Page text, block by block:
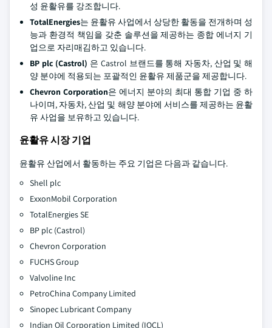
성 윤활유를 강조합니다.
TotalEnergies는 윤활유 사업에서 상당한 활동을 전개하며 성
능과 환경적 책임을 갖춘 솔루션을 제공하는 종합 에너지 기
업으로 자리매김하고 있습니다.
BP plc (Castrol) 은 Castrol 브랜드를 통해 자동차, 산업 및 해
양 분야에 적용되는 포괄적인 윤활유 제품군을 제공합니다.
Chevron Corporation은 에너지 분야의 최대 통합 기업 중 하
나이며, 자동차, 산업 및 해양 분야에 서비스를 제공하는 윤활
유 사업을 보유하고 있습니다.
윤활유 시장 기업
윤활유 산업에서 활동하는 주요 기업은 다음과 같습니다.
Shell plc
ExxonMobil Corporation
TotalEnergies SE
BP plc (Castrol)
Chevron Corporation
FUCHS Group
Valvoline Inc
PetroChina Company Limited
Sinopec Lubricant Company
Indian Oil Corporation Limited (IOCL)